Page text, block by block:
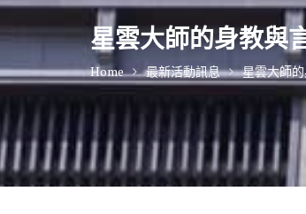
星雲大師的身教
Home 最新活動訊息 星雲大師